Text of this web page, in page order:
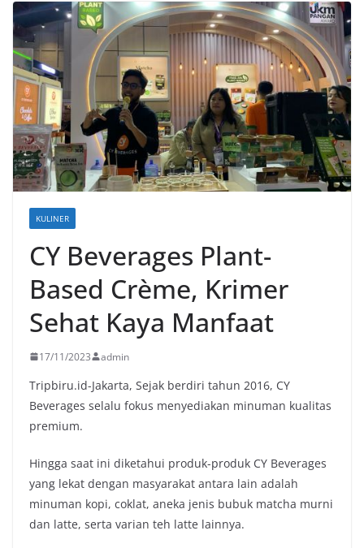
KULINER
CY Beverages Plant-
Based Crème, Krimer
Sehat Kaya Manfaat
17/11/2023 admin
Tripbiru.id-Jakarta, Sejak berdiri tahun 2016, CY
Beverages selalu fokus menyediakan minuman kualitas
premium.
Hingga saat ini diketahui produk-produk CY Beverages
yang lekat dengan masyarakat antara lain adalah
minuman kopi, coklat, aneka jenis bubuk matcha murni
dan latte, serta varian teh latte lainnya.